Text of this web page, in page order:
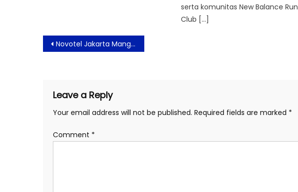
serta komunitas New Balance Run
Club […]
Post
navigation
Novotel Jakarta Mangga Dua Square Hadirkan Paket Berbuka Puasa : “A Taste of Peranakan Iftar Ramadan 2025”
Leave a Reply
Your email address will not be published. Required fields are marked *
Comment *